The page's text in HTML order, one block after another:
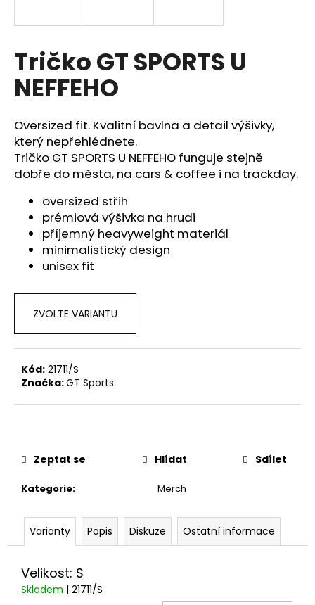
Tričko GT SPORTS U
NEFFEHO
Oversized fit. Kvalitní bavlna a detail výšivky,
který nepřehlédnete.
Tričko GT SPORTS U NEFFEHO funguje stejně
dobře do města, na cars & coffee i na trackday.
oversized střih
prémiová výšivka na hrudi
příjemný heavyweight materiál
minimalistický design
unisex fit
ZVOLTE VARIANTU
Kód: 21711/S
Značka:GT Sports
Kategorie: Merch
Zeptat se Hlídat Sdílet
Varianty Popis Diskuze Ostatní informace
Velikost: S
Skladem | 21711/S
í
t
?
HLEDAT
u
j
e
m
ZVEDÁNÍ
PŘIBLIŽOVÁNÍ
PEDÁLU
DNA
RACING
2
Kč
Původně: